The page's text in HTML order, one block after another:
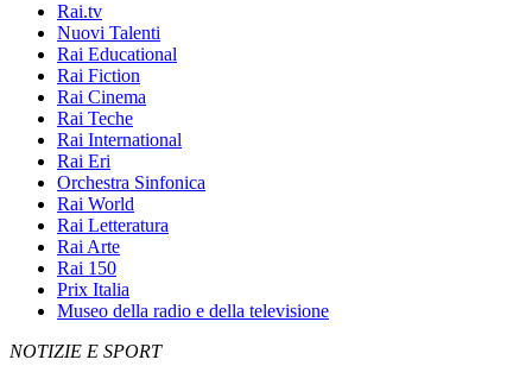
Rai.tv
Nuovi Talenti
Rai Educational
Rai Fiction
Rai Cinema
Rai Teche
Rai International
Rai Eri
Orchestra Sinfonica
Rai World
Rai Letteratura
Rai Arte
Rai 150
Prix Italia
Museo della radio e della televisione
NOTIZIE E SPORT